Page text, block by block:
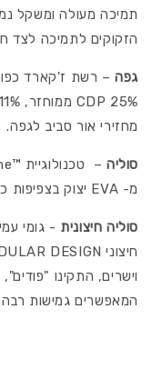
תמיכה מעולה ומשקל
הזקוקים לתמיכה לצד
גפה
25%
CDP
מחזירי אור סביב לגפה.
סוליה – טכנולוגיית
מ- EVA יצוק
סוליה חיצונית - גומי
חיצוני DESIGN
וישרים, התקינו
המאפשרים גמישות רבה